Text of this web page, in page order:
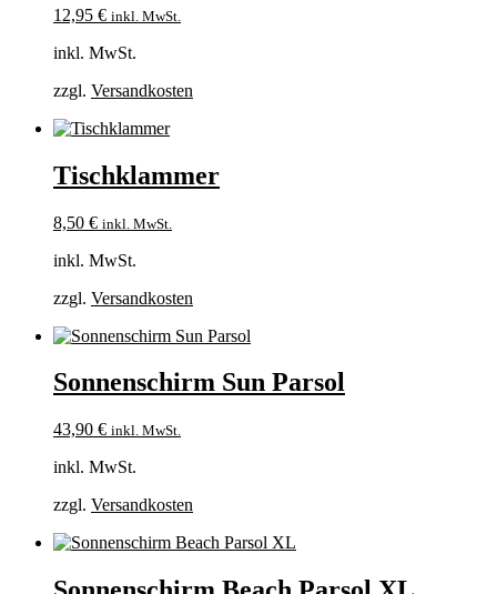
12,95 € inkl. MwSt.
inkl. MwSt.
zzgl. Versandkosten
Tischklammer
8,50 € inkl. MwSt.
inkl. MwSt.
zzgl. Versandkosten
Sonnenschirm Sun Parsol
43,90 € inkl. MwSt.
inkl. MwSt.
zzgl. Versandkosten